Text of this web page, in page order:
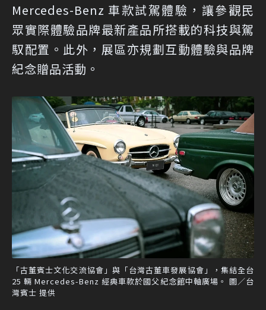
Mercedes-Benz 車款試駕體驗，讓參觀民
眾實際體驗品牌最新產品所搭載的科技與駕
馭配置。此外，展區亦規劃互動體驗與品牌
紀念贈品活動。
「古董賓士文化交流協會」與「台灣古董車發展協會」，集結全台
25 輛 Mercedes-Benz 經典車款於國父紀念館中軸廣場。 圖／台
灣賓士 提供